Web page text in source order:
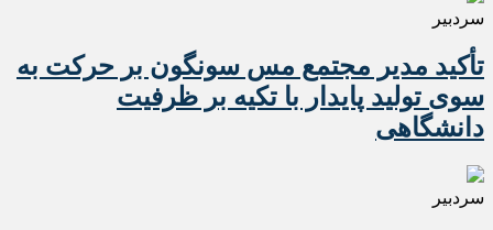
سردبیر
تأکید مدیر مجتمع مس سونگون بر حرکت به
سوی تولید پایدار با تکیه بر ظرفیت
دانشگاهی
سردبیر